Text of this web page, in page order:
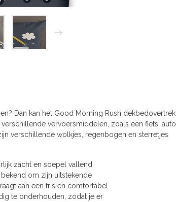
Dan kan het Good Morning Rush dekbedovertrek
vervoersmiddelen, zoals een fiets, auto,
verschillende wolkjes, regenbogen en sterretjes
zacht en soepel vallend
om zijn uitstekende
aan een fris en comfortabel
te onderhouden, zodat je er